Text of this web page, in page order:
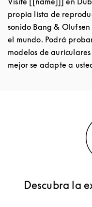
propia lista de
sonido Bang &
el mundo. Podrá
modelos de
mejor se adapte a
Descubra la